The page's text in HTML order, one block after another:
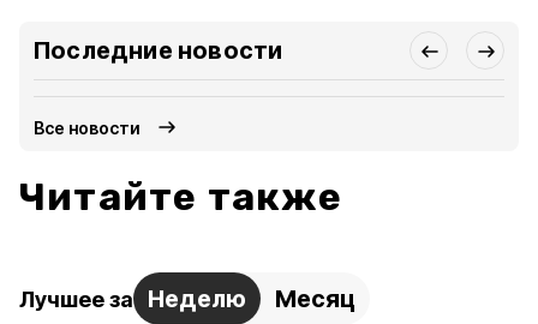
Последние новости
Все новости
Читайте также
Лучшее за Неделю Месяц